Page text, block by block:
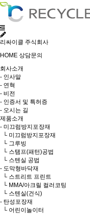
리싸이클 주식회사
HOME 상담문의
회사소개
- 인사말
- 연혁
- 비전
- 인증서 및 특허증
- 오시는 길
제품소개
- 미끄럼방지포장재
└ 미끄럼방지포장재
└ 그루빙
└ 스탬프(패턴)공법
└ 스텐실 공법
- 도막형바닥재
└ 스트리트 프린트
└ MMA/아크릴 컬러코팅
└ 스텐실(건식)
- 탄성포장재
└ 어린이놀이터